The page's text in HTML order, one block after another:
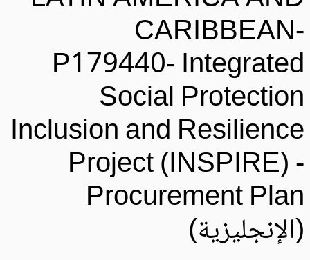
P179440-
Social
Inclusion and
Project (INSPIRE)
Procurement